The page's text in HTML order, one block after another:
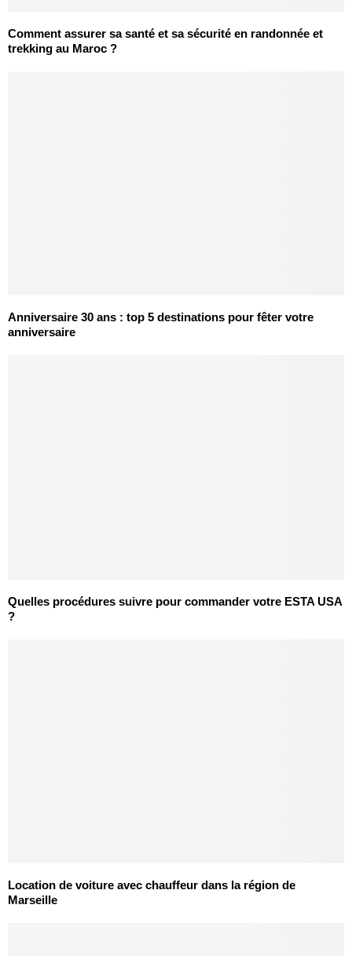
Comment assurer sa santé et sa sécurité en randonnée et
trekking au Maroc ?
Anniversaire 30 ans : top 5 destinations pour fêter votre
anniversaire
Quelles procédures suivre pour commander votre ESTA USA
?
Location de voiture avec chauffeur dans la région de
Marseille